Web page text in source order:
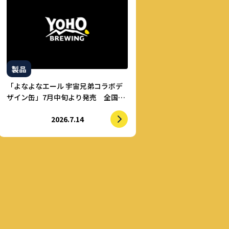
製品
「よなよなエール 宇宙兄弟コラボデ
ザイン缶」7月中旬より発売 全国の
ローソンで数量限定発売 売上の一
部をALS治療研究費としてせりか基金
2026.7.14